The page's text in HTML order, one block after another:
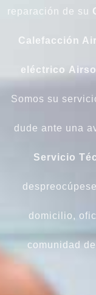
reparación de su
Calefacción
eléctrico Airsol
Somos su
dude ante una
Servicio
domicilio,
comunidad